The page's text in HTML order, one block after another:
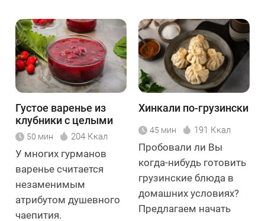
Густое варенье из
клубники с целыми
ягодами
50 мин 204 Ккал
У многих гурманов
варенье считается
незаменимым
атрибутом душевного
чаепития.
Хинкали по-грузински
45 мин 191 Ккал
Пробовали ли Вы
когда-нибудь готовить
грузинские блюда в
домашних условиях?
Предлагаем начать